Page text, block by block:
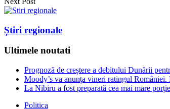
Știri regionale
Ultimele noutati
Prognoză de creștere a debitului Dunării
Moody’s va anunța vineri ratingul
La Nibiru a fost preparată cea mai mare
Politica